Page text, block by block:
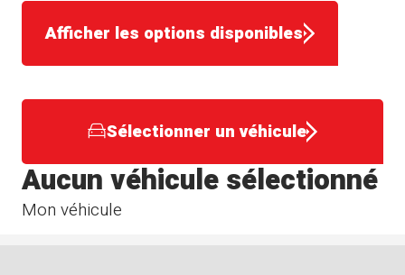
Afficher les options disponibles
Sélectionner un véhicule
Mon véhicule
Aucun véhicule sélectionné